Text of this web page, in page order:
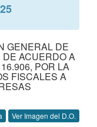
GENERAL DE
ACUERDO A
POR LA
FISCALES A
Ver Imagen del D.O.